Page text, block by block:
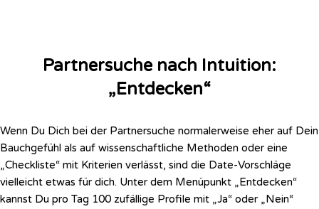
Partnersuche nach Intuition:
„Entdecken“
Wenn Du Dich bei der Partnersuche normalerweise eher auf Dein
Bauchgefühl als auf wissenschaftliche Methoden oder eine
„Checkliste“ mit Kriterien verlässt, sind die Date-Vorschläge
vielleicht etwas für dich. Unter dem Menüpunkt „Entdecken“
kannst Du pro Tag 100 zufällige Profile mit „Ja“ oder „Nein“